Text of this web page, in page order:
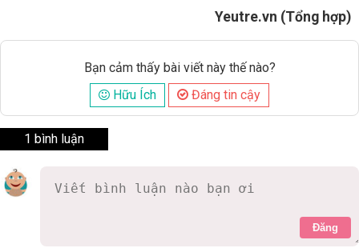
Yeutre.vn (Tổng hợp)
Bạn cảm thấy bài viết này thế nào?
Hữu Ích
Đáng tin cậy
1 bình luận
Đăng